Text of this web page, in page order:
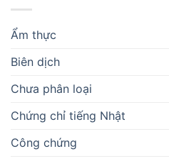
Ẩm thực
Biên dịch
Chưa phân loại
Chứng chỉ tiếng Nhật
Công chứng